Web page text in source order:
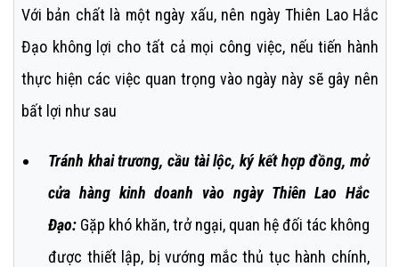
Với bản chất là một ngày xấu, nên ngày Thiên Lao Hắc
Đạo không lợi cho tất cả mọi công việc, nếu tiến hành
thực hiện các việc quan trọng vào ngày này sẽ gây nên
bất lợi như sau
Tránh khai trương, cầu tài lộc, ký kết hợp đồng, mở
cửa hàng kinh doanh vào ngày Thiên Lao Hắc
Đạo: Gặp khó khăn, trở ngại, quan hệ đối tác không
được thiết lập, bị vướng mắc thủ tục hành chính,